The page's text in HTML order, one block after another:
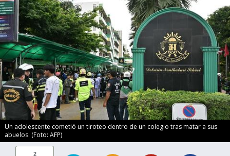
Un adolescente cometió un tiroteo dentro de un colegio tras matar a sus
abuelos. (Foto: AFP)
2